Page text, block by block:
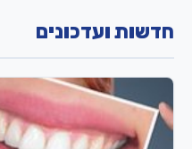
חדשות ועדכונים